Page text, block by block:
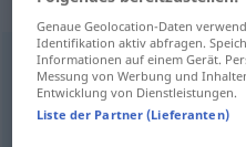
banalny,normalny,
stereotypowy,szablonowy
Genaue Geolocation-Daten
Identifikation aktiv abfragen.
Informationen auf einem Gerät.
Messung von Werbung und
Entwicklung von Dienstleistungen.
Liste der Partner (Lieferanten)